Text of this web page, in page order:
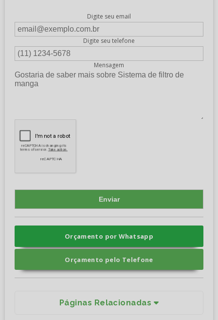
Digite seu email
Digite seu telefone
Mensagem
Orçamento por Whatsapp
Orçamento pelo Telefone
Páginas Relacionadas